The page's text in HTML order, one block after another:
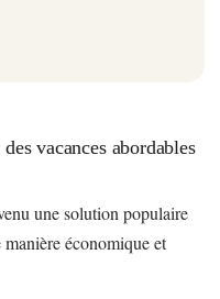
vacances abordables
une solution populaire
économique et